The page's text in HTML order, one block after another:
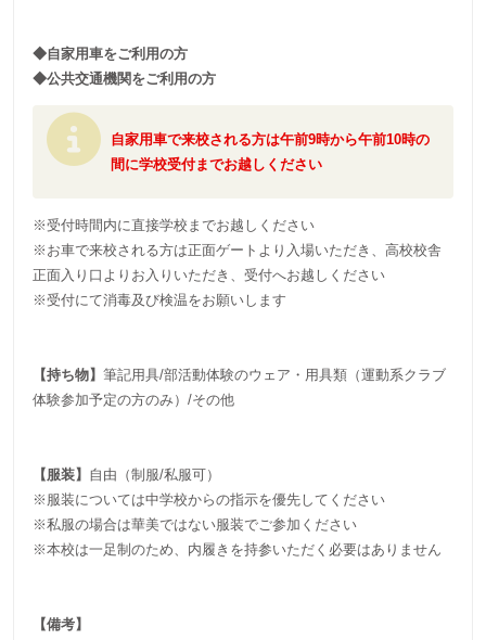
◆自家用車をご利用の方
◆公共交通機関をご利用の方
自家用車で来校される方は午前9時から午前10時の
間に学校受付までお越しください
※受付時間内に直接学校までお越しください
※お車で来校される方は正面ゲートより入場いただき、高校校舎
正面入り口よりお入りいただき、受付へお越しください
※受付にて消毒及び検温をお願いします
【持ち物】筆記用具/部活動体験のウェア・用具類（運動系クラブ
体験参加予定の方のみ）/その他
【服装】 自由（制服/私服可）
※服装については中学校からの指示を優先してください
※私服の場合は華美ではない服装でご参加ください
※本校は一足制のため、内履きを持参いただく必要はありません
【備考】